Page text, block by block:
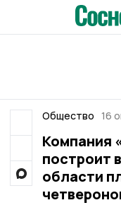
Общество 16
Компания
построит
области